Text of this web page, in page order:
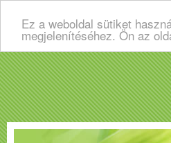
Ez a weboldal sütiket
megjelenítéséhez. Ön az